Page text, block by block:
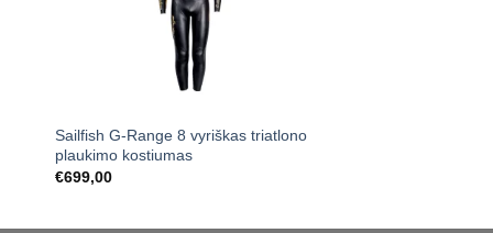
Sailfish G-Range 8 vyriškas triatlono
plaukimo kostiumas
€699,00